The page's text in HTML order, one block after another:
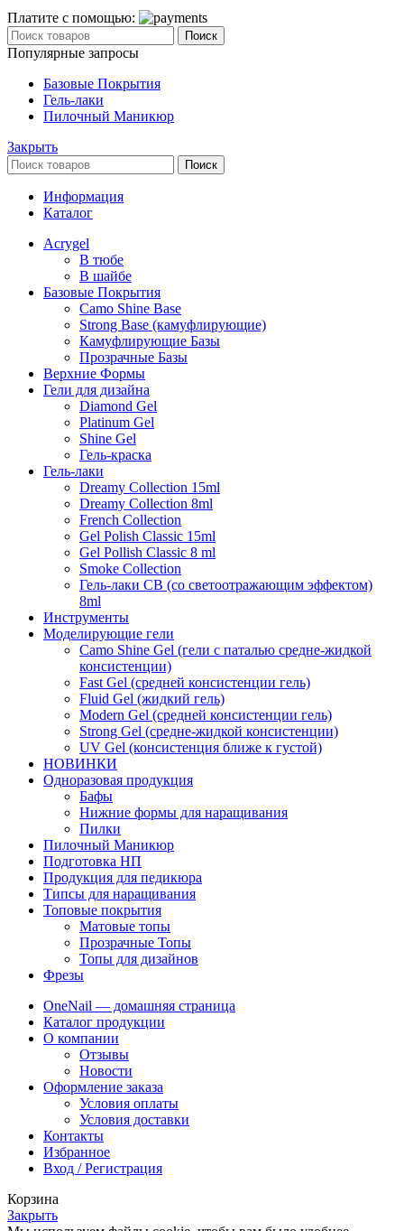
Платите с помощью:
Поиск
Популярные запросы
Базовые Покрытия
Гель-лаки
Пилочный Маникюр
Закрыть
Поиск
Информация
Каталог
Acrygel
В тюбе
В шайбе
Базовые Покрытия
Camo Shine Base
Strong Base (камуфлирующие)
Камуфлирующие Базы
Прозрачные Базы
Верхние Формы
Гели для дизайна
Diamond Gel
Platinum Gel
Shine Gel
Гель-краска
Гель-лаки
Dreamy Collection 15ml
Dreamy Collection 8ml
French Collection
Gel Polish Classic 15ml
Gel Pollish Classic 8 ml
Smoke Collection
Гель-лаки СВ (со светоотражающим эффектом)
8ml
Инструменты
Моделирующие гели
Camo Shine Gel (гели с паталью средне-жидкой
консистенции)
Fast Gel (средней консистенции гель)
Fluid Gel (жидкий гель)
Modern Gel (средней консистенции гель)
Strong Gel (средне-жидкой консистенции)
UV Gel (консистенция ближе к густой)
НОВИНКИ
Одноразовая продукция
Бафы
Нижние формы для наращивания
Пилки
Пилочный Маникюр
Подготовка НП
Продукция для педикюра
Типсы для наращивания
Топовые покрытия
Матовые топы
Прозрачные Топы
Топы для дизайнов
Фрезы
OneNail — домашняя страница
Каталог продукции
О компании
Отзывы
Новости
Оформление заказа
Условия оплаты
Условия доставки
Контакты
Избранное
Вход / Регистрация
Корзина
Закрыть